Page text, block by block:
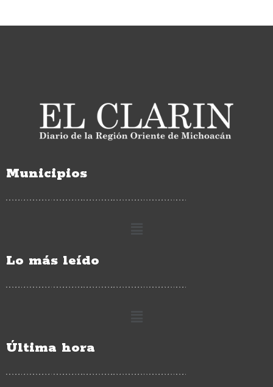
Municipios
Lo más leído
Última hora